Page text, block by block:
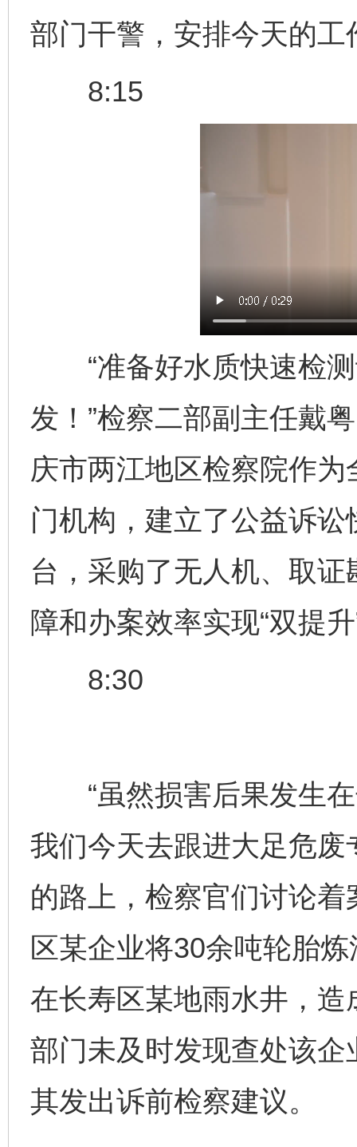
部门干警，安排今天的工
8:15
“准备好水质快速检测
发！”检察二部副主任戴
庆市两江地区检察院作
门机构，建立了公益诉
台，采购了无人机、取
障和办案效率实现“双提
8:30
“虽然损害后果发生在
我们今天去跟进大足危废
的路上，检察官们讨论
区某企业将30余吨轮胎
在长寿区某地雨水井，
部门未及时发现查处该
其发出诉前检察建议。